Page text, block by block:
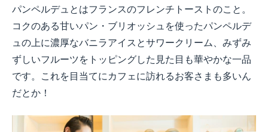
パンペルデュとはフランスのフレンチトーストのこと。
コクのある甘いパン・ブリオッシュを使ったパンペルデ
ュの上に濃厚なバニラアイスとサワークリーム、みずみ
ずしいフルーツをトッピングした見た目も華やかな一品
です。これを目当てにカフェに訪れるお客さまも多いん
だとか！